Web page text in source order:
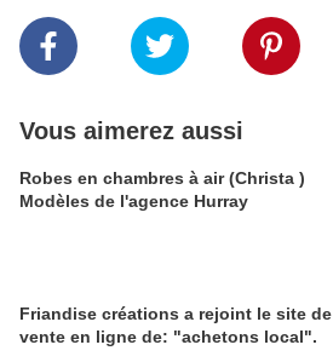
Vous aimerez aussi
Robes en chambres à air (Christa )
Modèles de l'agence Hurray
Friandise créations a rejoint le site de
vente en ligne de: "achetons local".